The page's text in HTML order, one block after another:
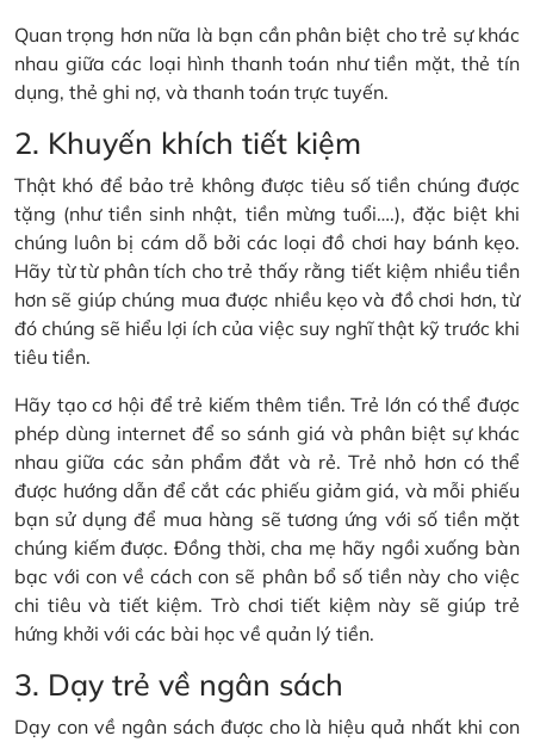
Quan trọng hơn nữa là bạn cần phân biệt cho trẻ sự khác
nhau giữa các loại hình thanh toán như tiền mặt, thẻ tín
dụng, thẻ ghi nợ, và thanh toán trực tuyến.
2. Khuyến khích tiết kiệm
Thật khó để bảo trẻ không được tiêu số tiền chúng được
tặng (như tiền sinh nhật, tiền mừng tuổi….), đặc biệt khi
chúng luôn bị cám dỗ bởi các loại đồ chơi hay bánh kẹo.
Hãy từ từ phân tích cho trẻ thấy rằng tiết kiệm nhiều tiền
hơn sẽ giúp chúng mua được nhiều kẹo và đồ chơi hơn, từ
đó chúng sẽ hiểu lợi ích của việc suy nghĩ thật kỹ trước khi
tiêu tiền.
Hãy tạo cơ hội để trẻ kiếm thêm tiền. Trẻ lớn có thể được
phép dùng internet để so sánh giá và phân biệt sự khác
nhau giữa các sản phẩm đắt và rẻ. Trẻ nhỏ hơn có thể
được hướng dẫn để cắt các phiếu giảm giá, và mỗi phiếu
bạn sử dụng để mua hàng sẽ tương ứng với số tiền mặt
chúng kiếm được. Đồng thời, cha mẹ hãy ngồi xuống bàn
bạc với con về cách con sẽ phân bổ số tiền này cho việc
chi tiêu và tiết kiệm. Trò chơi tiết kiệm này sẽ giúp trẻ
hứng khởi với các bài học về quản lý tiền.
3. Dạy trẻ về ngân sách
Dạy con về ngân sách được cho là hiệu quả nhất khi con